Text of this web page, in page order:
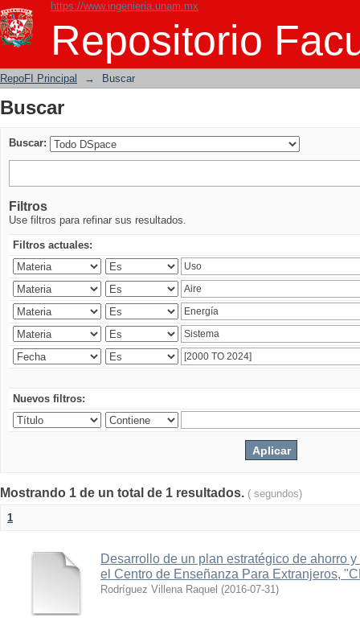
https://www.ingenieria.unam.mx
Repositorio
Buscar
RepoFI Principal → Buscar
Buscar
Buscar:
Filtros
Use filtros para refinar sus resultados.
Filtros actuales:
Nuevos filtros:
Mostrando 1 de un total de 1 resultados. ( segundos)
1
Desarrollo de un plan estratégico de ahorro
el Centro de Enseñanza Para Extranjeros,
Rodríguez Villena Raquel (2016-07-31)